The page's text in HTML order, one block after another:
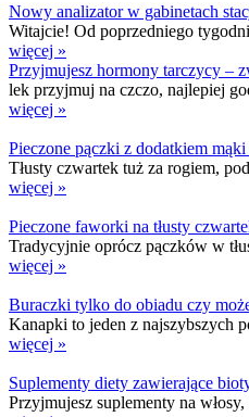
Nowy analizator w gabinetach
Witajcie! Od poprzedniego
więcej »
Przyjmujesz hormony tarczycy –
lek przyjmuj na czczo, najlepiej
więcej »
Pieczone pączki z dodatkiem mąki
Tłusty czwartek tuż za rogiem,
więcej »
Pieczone faworki na tłusty
Tradycyjnie oprócz pączków w
więcej »
Buraczki tylko do obiadu czy
Kanapki to jeden z najszybszych
więcej »
Suplementy diety zawierające
Przyjmujesz suplementy na